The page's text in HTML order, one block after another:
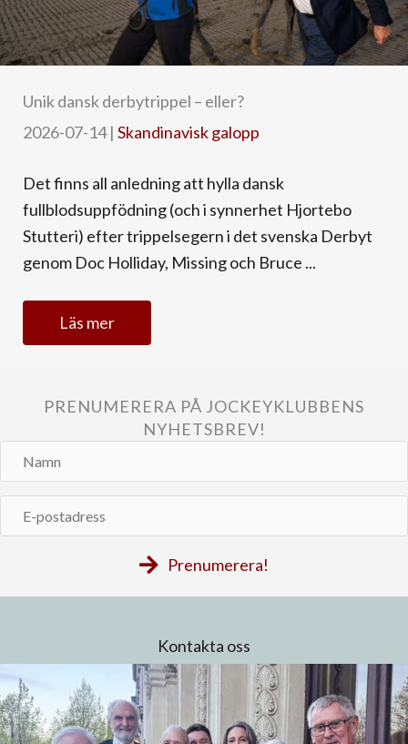
Unik dansk derbytrippel – eller?
2026-07-14| Skandinavisk galopp
Det finns all anledning att hylla dansk
fullblodsuppfödning (och i synnerhet Hjortebo
Stutteri) efter trippelsegern i det svenska Derbyt
genom Doc Holliday, Missing och Bruce ...
Läs mer
PRENUMERERA PÅ JOCKEYKLUBBENS
NYHETSBREV!
Namn
postadress
Prenumerera!
Kontakta oss